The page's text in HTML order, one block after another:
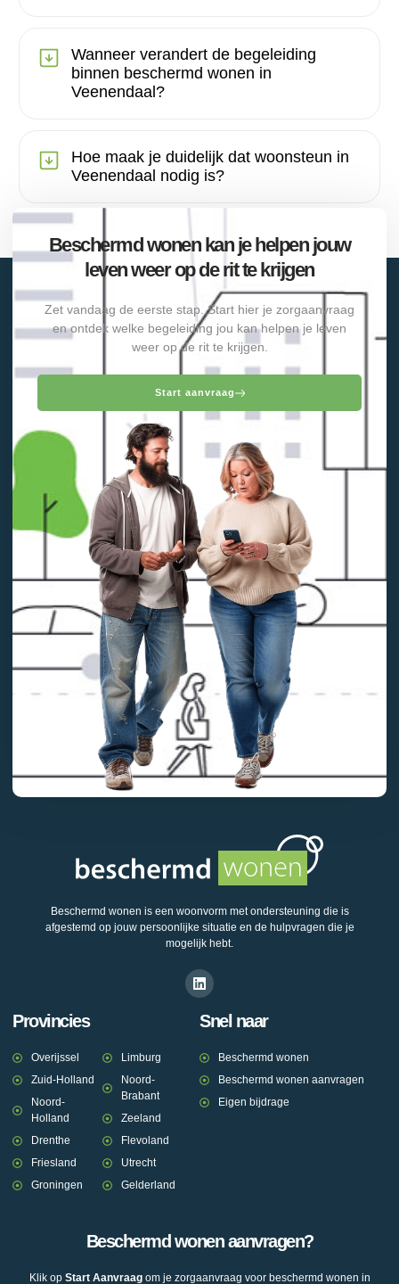
Wanneer verandert de begeleiding
binnen beschermd wonen in
Veenendaal?
Hoe maak je duidelijk dat woonsteun in
Veenendaal nodig is?
Beschermd wonen kan je helpen jouw
leven weer op de rit te krijgen
Zet vandaag de eerste stap. Start hier je zorgaanvraag
en ontdek welke begeleiding jou kan helpen je leven
weer op de rit te krijgen.
Start aanvraag
Beschermd wonen is een woonvorm met ondersteuning die is
afgestemd op jouw persoonlijke situatie en de hulpvragen die je
mogelijk hebt.
Provincies
Overijssel
Zuid-Holland
Noord-
Holland
Drenthe
Friesland
Groningen
Limburg
Noord-
Brabant
Zeeland
Flevoland
Utrecht
Gelderland
Snel naar
Beschermd wonen
Beschermd wonen aanvragen
Eigen bijdrage
Beschermd wonen aanvragen?
Klik op Start Aanvraagom je zorgaanvraag voor beschermd wonen in